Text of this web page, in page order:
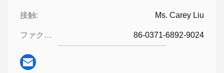
接触: Ms. Carey Liu
ファクシミリ: 86-0371-6892-9024